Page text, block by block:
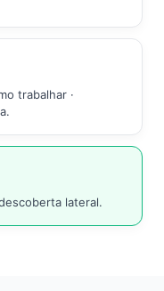
trabalhar ·
lateral.